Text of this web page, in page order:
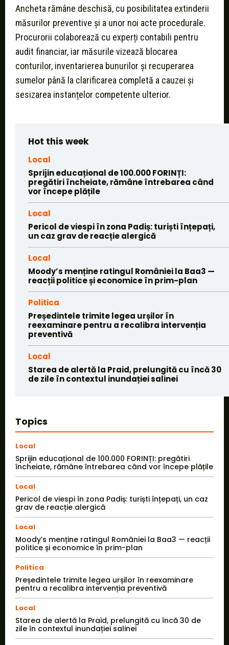
Ancheta rămâne deschisă, cu posibilitatea extinderii
măsurilor preventive și a unor noi acte procedurale.
Procurorii colaborează cu experți contabili pentru
audit financiar, iar măsurile vizează blocarea
conturilor, inventarierea bunurilor și recuperarea
sumelor până la clarificarea completă a cauzei și
sesizarea instanțelor competente ulterior.
Hot this week
Local
Sprijin educațional de 100.000 FORINȚI:
pregătiri încheiate, rămâne întrebarea când
vor începe plățile
Local
Pericol de viespi în zona Padiș: turiști înțepați,
un caz grav de reacție alergică
Local
Moody’s menține ratingul României la Baa3 —
reacții politice și economice în prim-plan
Politica
Președintele trimite legea urșilor în
reexaminare pentru a recalibra intervenția
preventivă
Local
Starea de alertă la Praid, prelungită cu încă 30
de zile în contextul inundației salinei
Topics
Local
Sprijin educațional de 100.000 FORINȚI: pregătiri
încheiate, rămâne întrebarea când vor începe plățile
Local
Pericol de viespi în zona Padiș: turiști înțepați, un caz
grav de reacție alergică
Local
Moody’s menține ratingul României la Baa3 — reacții
politice și economice în prim-plan
Politica
Președintele trimite legea urșilor în reexaminare
pentru a recalibra intervenția preventivă
Local
Starea de alertă la Praid, prelungită cu încă 30 de
zile în contextul inundației salinei